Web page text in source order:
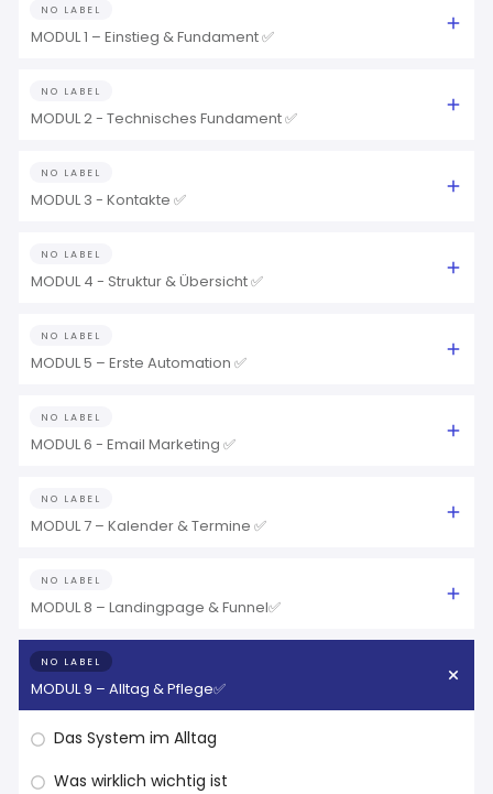
NO LABEL
MODUL 1 – Einstieg & Fundament ✅
NO LABEL
MODUL 2 - Technisches Fundament ✅
NO LABEL
MODUL 3 - Kontakte ✅
NO LABEL
MODUL 4 - Struktur & Übersicht ✅
NO LABEL
MODUL 5 – Erste Automation ✅
NO LABEL
MODUL 6 - Email Marketing ✅
NO LABEL
MODUL 7 – Kalender & Termine ✅
NO LABEL
MODUL 8 – Landingpage & Funnel✅
NO LABEL
MODUL 9 – Alltag & Pflege✅
Das System im Alltag
Was wirklich wichtig ist